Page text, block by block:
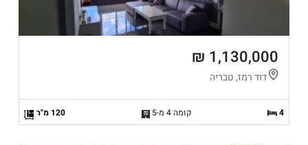
1,130,000 ₪
דוד רמז, טבריה
4 קומה 4 מ-5 120 מ"ר